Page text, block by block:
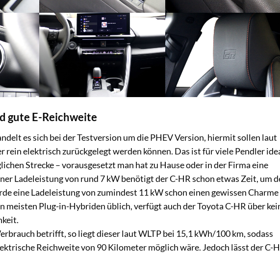
gute E-Reichweite
es sich bei der Testversion um die PHEV Version, hiermit sollen laut
rein elektrisch zurückgelegt werden können. Das ist für viele Pendler
Strecke – vorausgesetzt man hat zu Hause oder in der Firma eine
Ladeleistung von rund 7 kW benötigt der C-HR schon etwas Zeit, um
eine Ladeleistung von zumindest 11 kW schon einen gewissen Charme
meisten Plug-in-Hybriden üblich, verfügt auch der Toyota C-HR über
betrifft, so liegt dieser laut WLTP bei 15,1 kWh/100 km, sodass
Reichweite von 90 Kilometer möglich wäre. Jedoch lässt der C-